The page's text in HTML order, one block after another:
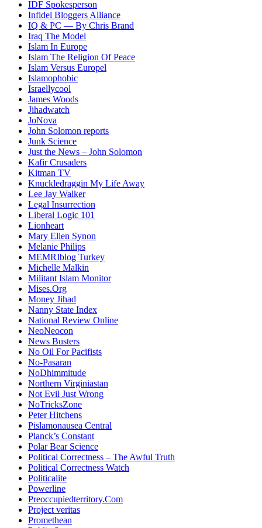
IDF Spokesperson
Infidel Bloggers Alliance
IQ & PC — By Chris Brand
Iraq The Model
Islam In Europe
Islam The Religion Of Peace
Islam Versus Europel
Islamophobic
Israellycool
James Woods
Jihadwatch
JoNova
John Solomon reports
Junk Science
Just the News – John Solomon
Kafir Crusaders
Kitman TV
Knuckledraggin My Life Away
Lee Jay Walker
Legal Insurrection
Liberal Logic 101
Lionheart
Mary Ellen Synon
Melanie Philips
MEMRIblog Turkey
Michelle Malkin
Militant Islam Monitor
Mises.Org
Money Jihad
Nanny State Index
National Review Online
NeoNeocon
News Busters
No Oil For Pacifists
No-Pasaran
NoDhimmitude
Northern Virginiastan
Not Evil Just Wrong
NoTricksZone
Peter Hitchens
Pislamonausea Central
Planck’s Constant
Polar Bear Science
Political Correctness – The Awful Truth
Political Correctness Watch
Politicalite
Powerline
Preoccupiedterritory.Com
Project veritas
Promethean